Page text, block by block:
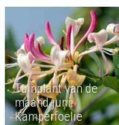
Tuinplant van de
maand juni:
Kamperfoelie